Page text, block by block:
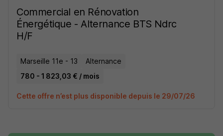
Commercial en Rénovation
Énergétique - Alternance BTS Ndrc
H/F
Marseille 11e - 13
Alternance
780 - 1 823,03 € / mois
Cette offre n’est plus disponible depuis le 29/07/26